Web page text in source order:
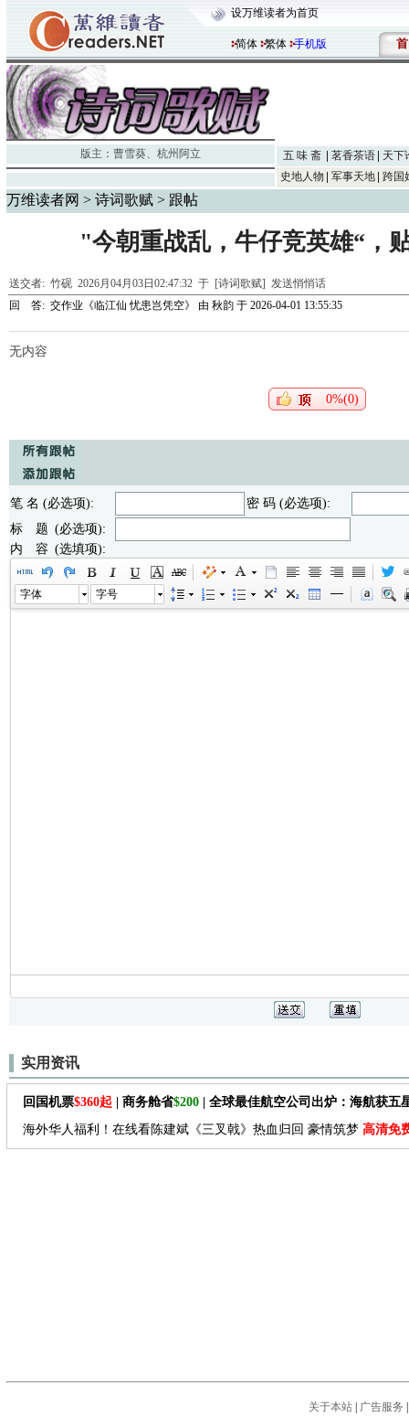
设万维读者为首页
简体 繁体 手机版 首
版主： 曹雪葵、 杭州阿立 五 味 斋 茗香茶语
天下
史地人物
军事天地 跨国
万维读者网 > 诗词歌赋 > 跟帖
"今朝重战乱，牛仔竞英雄“，
送交者: 竹砚 2026月04月03日02:47:32 于 [诗词歌赋] 发送悄悄话
回 答: 交作业《临江仙 忧患岂凭空》 由 秋韵 于 2026-04-01 13:55:35
无内容
0%(0)
笔 名 (必选项):
密 码 (必选项):
标 题 (必选项):
内 容 (选填项):
字体 字号
实用资讯
回国机票$360起 | 商务舱省$200 | 全球最佳航空公司出炉：海航获五
海外华人福利！在线看陈建斌《三叉戟》热血归回 豪情筑梦 高清免
关于本站| 广告服务